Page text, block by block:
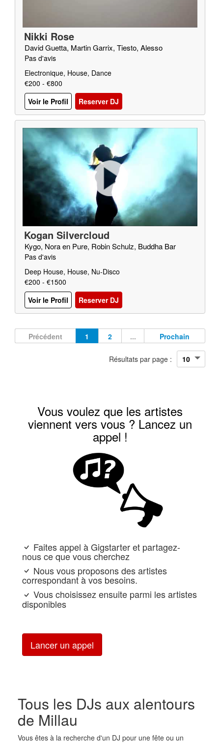
Nikki Rose
David Guetta, Martin Garrix, Tiesto, Alesso
Pas d'avis
Electronique, House, Dance
€200 - €800
Voir le Profil
Reserver DJ
Kogan Silvercloud
Kygo, Nora en Pure, Robin Schulz, Buddha Bar
Pas d'avis
Deep House, House, Nu-Disco
€200 - €1500
Voir le Profil
Reserver DJ
Précédent 1 2 ... Prochain
Résultats par page :
Vous voulez que les artistes
viennent vers vous ? Lancez un
appel !
Faites appel à Gigstarter et partagez-
nous ce que vous cherchez
Nous vous proposons des artistes
correspondant à vos besoins.
Vous choisissez ensuite parmi les artistes
disponibles
Lancer un appel
Tous les DJs aux alentours
de Millau
Vous êtes à la recherche d'un DJ pour une fête ou un